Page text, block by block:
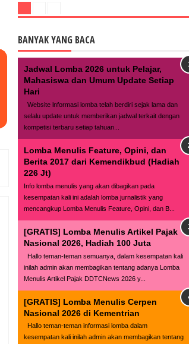
BANYAK YANG BACA
Jadwal Lomba 2026 untuk Pelajar,
Mahasiswa dan Umum Update Setiap
Hari
Website lnformasi lomba telah berdiri sejak lama dan
selalu update untuk memberikan jadwal terkait dengan
kompetisi terbaru setiap tahuan...
Lomba Menulis Feature, Opini, dan
Berita 2017 dari Kemendikbud (Hadiah
226 Jt)
Info lomba menulis yang akan dibagikan pada
kesempatan kali ini adalah lomba jurnalistik yang
mencangkup Lomba Menulis Feature, Opini, dan B...
[GRATIS] Lomba Menulis Artikel Pajak
Nasional 2026, Hadiah 100 Juta
Hallo teman-teman semuanya, dalam kesempatan kali
inilah admin akan membagikan tentang adanya Lomba
Menulis Artikel Pajak DDTCNews 2026 y...
[GRATIS] Lomba Menulis Cerpen
Nasional 2026 di Kementrian
Hallo teman-teman informasi lomba dalam
kesempatan kali inilah admin akan membagikan tentang